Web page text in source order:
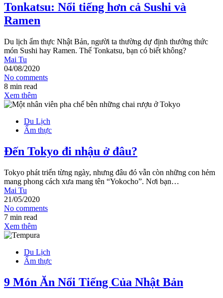
Tonkatsu: Nổi tiếng hơn cả Sushi và
Ramen
Du lịch ẩm thực Nhật Bản, người ta thường dự định thưởng thức
món Sushi hay Ramen. Thế Tonkatsu, bạn có biết không?
Mai Tu
04/08/2020
No comments
8 min read
Xem thêm
Du Lịch
Ẩm thực
Đến Tokyo đi nhậu ở đâu?
Tokyo phát triển từng ngày, nhưng đâu đó vẫn còn những con hẻm
mang phong cách xưa mang tên “Yokocho”. Nơi bạn…
Mai Tu
21/05/2020
No comments
7 min read
Xem thêm
Du Lịch
Ẩm thực
9 Món Ăn Nổi Tiếng Của Nhật Bản